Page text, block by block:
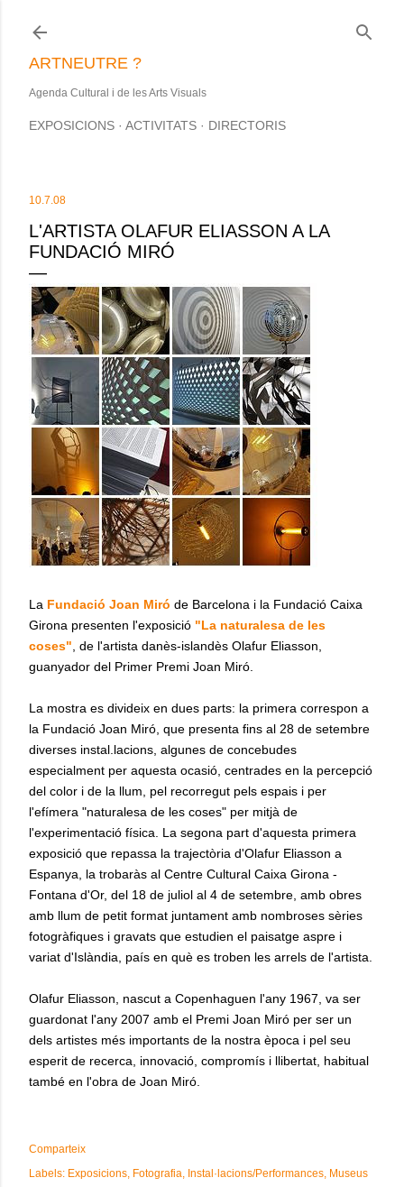
ARTNEUTRE ?
Agenda Cultural i de les Arts Visuals
EXPOSICIONS ACTIVITATS DIRECTORIS
10.7.08
L'ARTISTA OLAFUR ELIASSON A LA
FUNDACIÓ MIRÓ
La Fundació Joan Miró de Barcelona i la Fundació Caixa
Girona presenten l'exposició "La naturalesa de les
coses" , de l'artista danès-islandès Olafur Eliasson,
guanyador del Primer Premi Joan Miró.
La mostra es divideix en dues parts: la primera correspon a
la Fundació Joan Miró, que presenta fins al 28 de setembre
diverses instal.lacions, algunes de concebudes
especialment per aquesta ocasió, centrades en la percepció
del color i de la llum, pel recorregut pels espais i per
l'efímera "naturalesa de les coses" per mitjà de
l'experimentació física. La segona part d'aquesta primera
exposició que repassa la trajectòria d'Olafur Eliasson a
Espanya, la trobaràs al Centre Cultural Caixa Girona -
Fontana d'Or, del 18 de juliol al 4 de setembre, amb obres
amb llum de petit format juntament amb nombroses sèries
fotogràfiques i gravats que estudien el paisatge aspre i
variat d'Islàndia, país en què es troben les arrels de l'artista.
Olafur Eliasson, nascut a Copenhaguen l'any 1967, va ser
guardonat l'any 2007 amb el Premi Joan Miró per ser un
dels artistes més importants de la nostra època i pel seu
esperit de recerca, innovació, compromís i llibertat, habitual
també en l'obra de Joan Miró.
Comparteix
Labels: Exposicions Fotografia Instal·lacions/Performances Museus